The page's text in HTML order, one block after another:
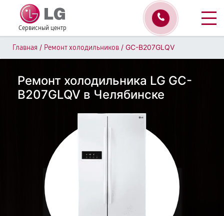
Сервисный центр
Главная / Ремонт холодильников / GC-B207GLQV
Ремонт холодильника LG GC-
B207GLQV в Челябинске